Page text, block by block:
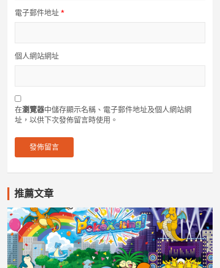
電子郵件地址 *
個人網站網址
在瀏覽器中儲存顯示名稱、電子郵件地址及個人網站網
址，以供下次發佈留言時使用。
推薦文章